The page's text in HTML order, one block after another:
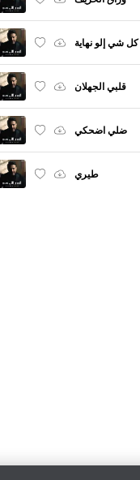
كل شي إلو نهاية
قلبي الجهلان
ضلي اضحكي
طيري